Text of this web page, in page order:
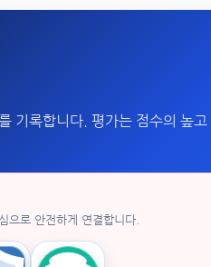
기록합니다. 평가는 점수의 높고
으로 안전하게 연결합니다.